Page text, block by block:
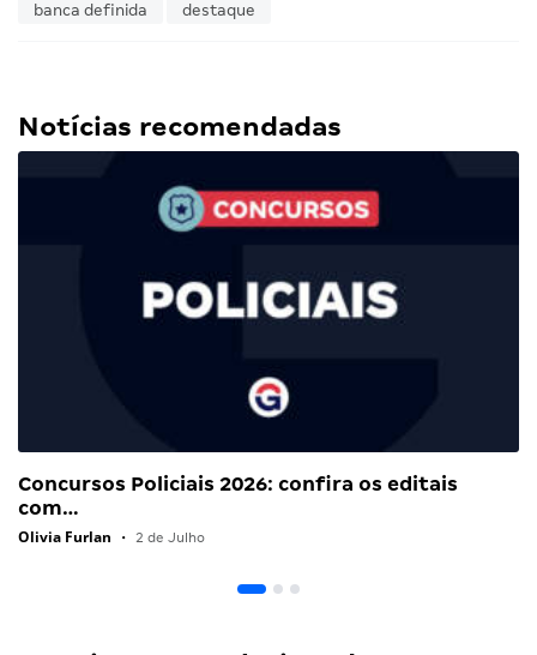
banca definida destaque
Notícias recomendadas
Concursos Policiais 2026: confira os editais
com…
Olivia Furlan • 2 de Julho